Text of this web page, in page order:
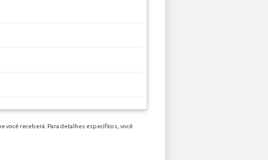
você receberá. Para detalhes específicos, você